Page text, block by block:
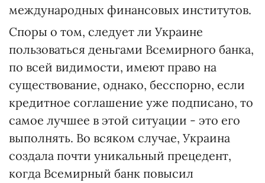
международных финансовых институтов.
Споры о том, следует ли Украине
пользоваться деньгами Всемирного банка,
по всей видимости, имеют право на
существование, однако, бесспорно, если
кредитное соглашение уже подписано, то
самое лучшее в этой ситуации - это его
выполнять. Во всяком случае, Украина
создала почти уникальный прецедент,
когда Всемирный банк повысил